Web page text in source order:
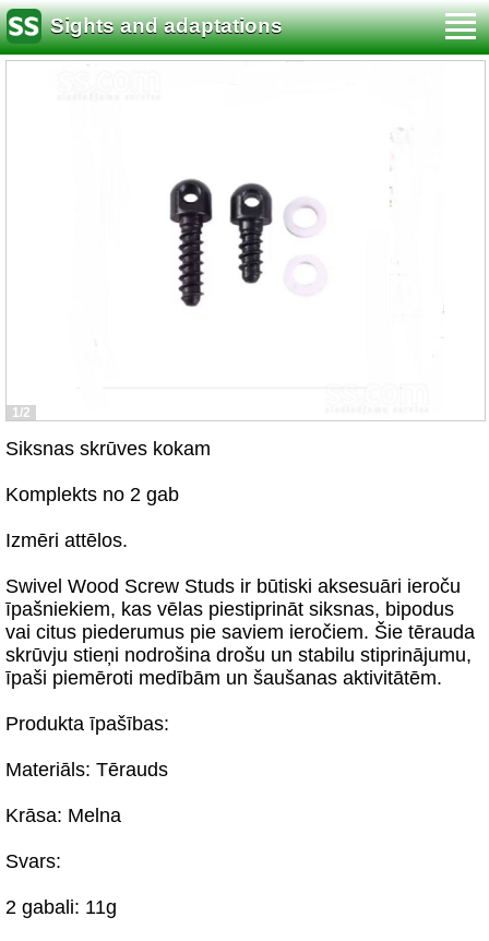
Sights and adaptations
1/2
Siksnas skrūves kokam
Komplekts no 2 gab
Izmēri attēlos.
Swivel Wood Screw Studs ir būtiski aksesuāri ieroču
īpašniekiem, kas vēlas piestiprināt siksnas, bipodus
vai citus piederumus pie saviem ieročiem. Šie tērauda
skrūvju stieņi nodrošina drošu un stabilu stiprinājumu,
īpaši piemēroti medībām un šaušanas aktivitātēm.
Produkta īpašības:
Materiāls: Tērauds
Krāsa: Melna
Svars:
2 gabali: 11g